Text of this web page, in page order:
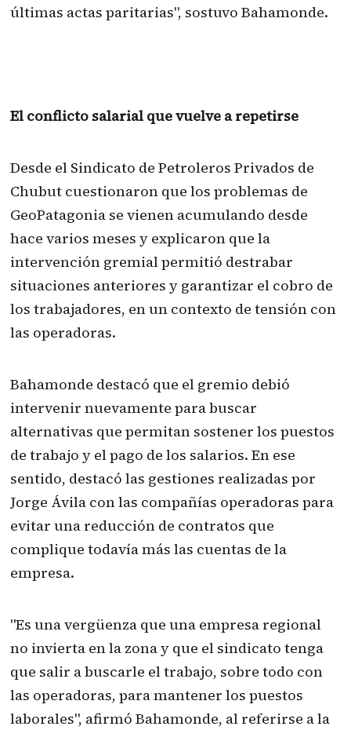
últimas actas paritarias", sostuvo Bahamonde.
El conflicto salarial que vuelve a repetirse
Desde el Sindicato de Petroleros Privados de
Chubut cuestionaron que los problemas de
GeoPatagonia se vienen acumulando desde
hace varios meses y explicaron que la
intervención gremial permitió destrabar
situaciones anteriores y garantizar el cobro de
los trabajadores, en un contexto de tensión con
las operadoras.
Bahamonde destacó que el gremio debió
intervenir nuevamente para buscar
alternativas que permitan sostener los puestos
de trabajo y el pago de los salarios. En ese
sentido, destacó las gestiones realizadas por
Jorge Ávila con las compañías operadoras para
evitar una reducción de contratos que
complique todavía más las cuentas de la
empresa.
"Es una vergüenza que una empresa regional
no invierta en la zona y que el sindicato tenga
que salir a buscarle el trabajo, sobre todo con
las operadoras, para mantener los puestos
laborales", afirmó Bahamonde, al referirse a la